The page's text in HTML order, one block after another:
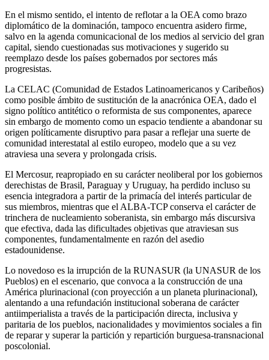
En el mismo sentido, el intento de reflotar a la OEA como brazo
diplomático de la dominación, tampoco encuentra asidero firme,
salvo en la agenda comunicacional de los medios al servicio del gran
capital, siendo cuestionadas sus motivaciones y sugerido su
reemplazo desde los países gobernados por sectores más
progresistas.
La CELAC (Comunidad de Estados Latinoamericanos y Caribeños)
como posible ámbito de sustitución de la anacrónica OEA, dado el
signo político antitético o reformista de sus componentes, aparece
sin embargo de momento como un espacio tendiente a abandonar su
origen políticamente disruptivo para pasar a reflejar una suerte de
comunidad interestatal al estilo europeo, modelo que a su vez
atraviesa una severa y prolongada crisis.
El Mercosur, reapropiado en su carácter neoliberal por los gobiernos
derechistas de Brasil, Paraguay y Uruguay, ha perdido incluso su
esencia integradora a partir de la primacía del interés particular de
sus miembros, mientras que el ALBA-TCP conserva el carácter de
trinchera de nucleamiento soberanista, sin embargo más discursiva
que efectiva, dada las dificultades objetivas que atraviesan sus
componentes, fundamentalmente en razón del asedio
estadounidense.
Lo novedoso es la irrupción de la RUNASUR (la UNASUR de los
Pueblos) en el escenario, que convoca a la construcción de una
América plurinacional (con proyección a un planeta plurinacional),
alentando a una refundación institucional soberana de carácter
antiimperialista a través de la participación directa, inclusiva y
paritaria de los pueblos, nacionalidades y movimientos sociales a fin
de reparar y superar la partición y repartición burguesa-transnacional
poscolonial.